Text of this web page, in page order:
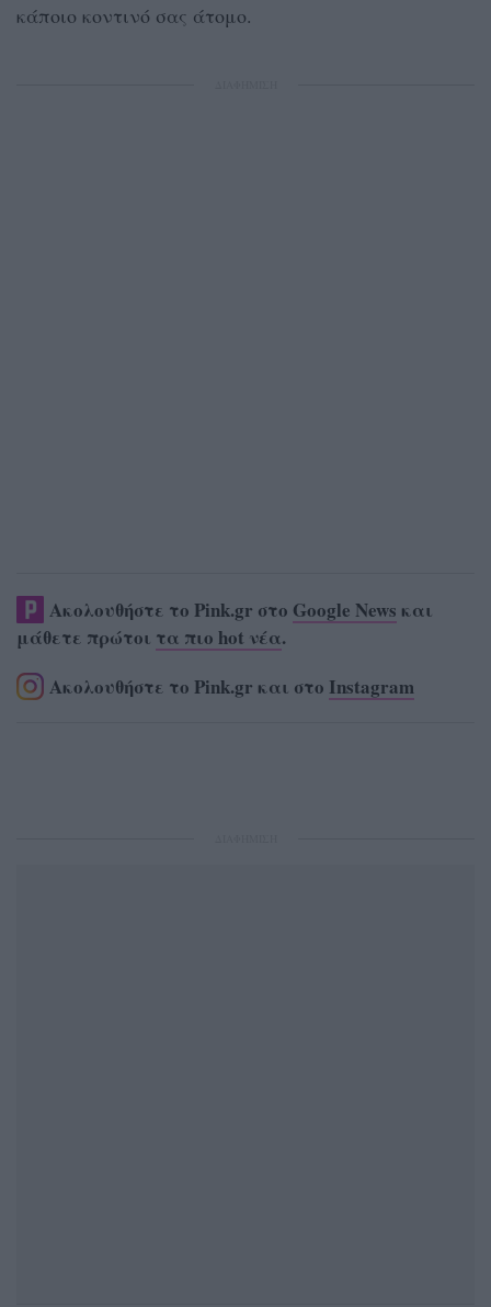
κάποιο κοντινό σας άτομο.
Ακολουθήστε το Pink.gr στο Google News και
μάθετε πρώτοι τα πιο hot νέα.
Ακολουθήστε το Pink.gr και στο Instagram